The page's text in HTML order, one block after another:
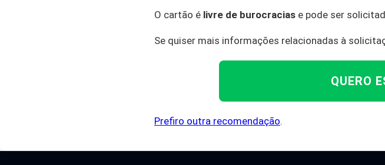
O cartão é livre de burocracias e pode ser
Se quiser mais informações relacionadas à
QUERO
Prefiro outra recomendação.